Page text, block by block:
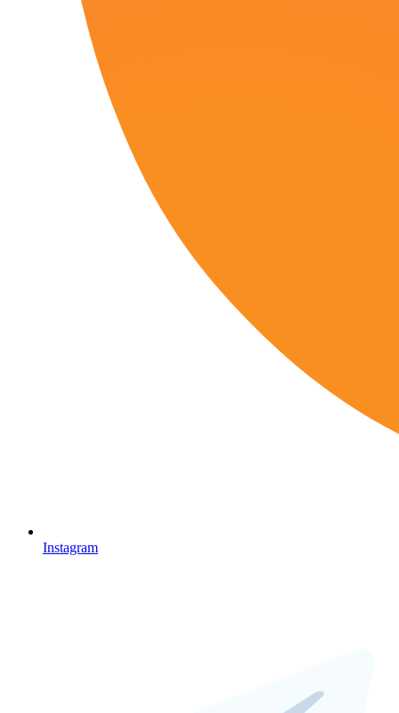
Instagram